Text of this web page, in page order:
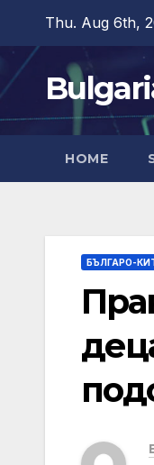
content
Thu. Aug 6th,
HOME
БЪЛГАРО-